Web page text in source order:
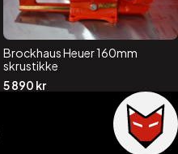
Brockhaus Heuer 160mm
skrustikke
5 890 kr